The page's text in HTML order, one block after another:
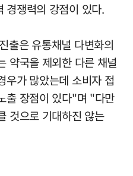
경쟁력의 강점이 있다.
출은 유통채널 다변화의
약국을 제외한 다른 채널
우가 많았는데 소비자 접
출 장점이 있다"며 "다만
것으로 기대하진 않는